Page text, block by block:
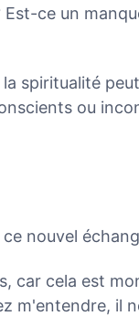
ce un
spiritualité
ou
nouvel
car cela est
m'entendre, il